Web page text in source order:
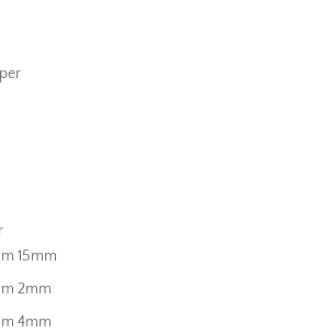
15mm
2mm
4mm